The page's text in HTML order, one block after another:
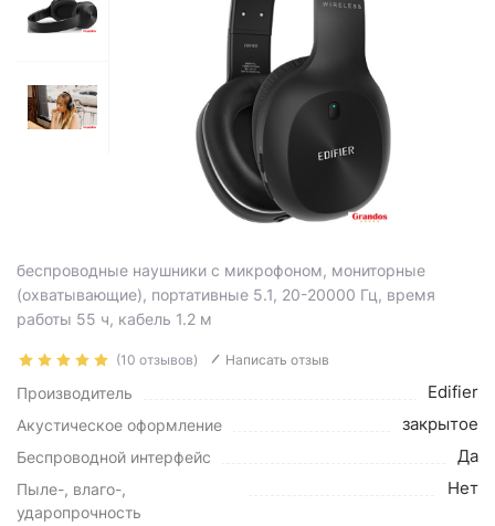
беспроводные наушники с микрофоном, мониторные
(охватывающие), портативные 5.1, 20-20000 Гц, время
работы 55 ч, кабель 1.2 м
(10 отзывов) Написать отзыв
Производитель Edifier
Акустическое оформление закрытое
Беспроводной интерфейс Да
Пыле-, влаго-,
ударопрочность
Нет